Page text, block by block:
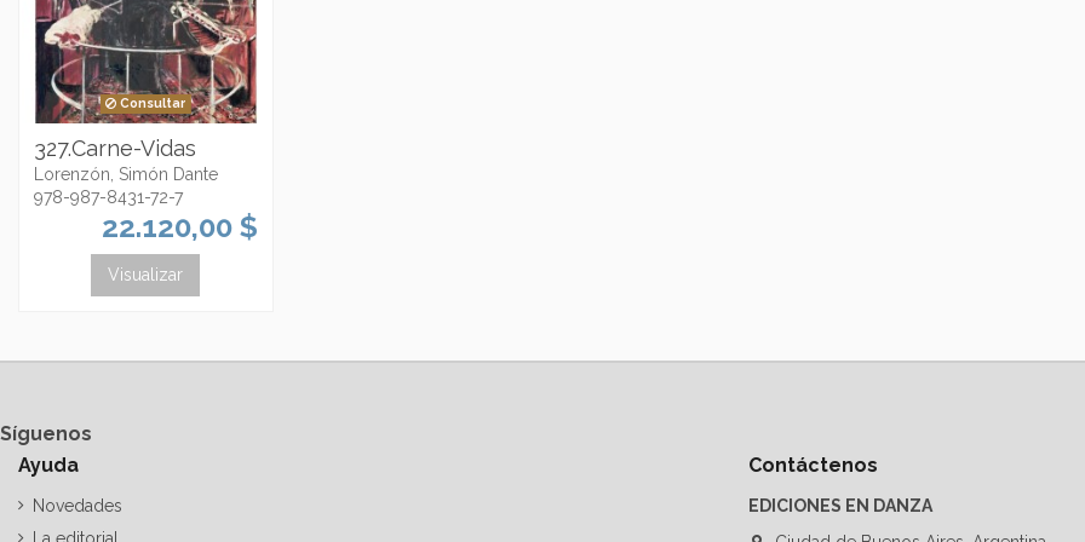
Consultar
327.Carne-Vidas
Lorenzón, Simón Dante
978-987-8431-72-7
22.120,00 $
Visualizar
Síguenos
Ayuda
Novedades
Contáctenos
EDICIONES EN DANZA